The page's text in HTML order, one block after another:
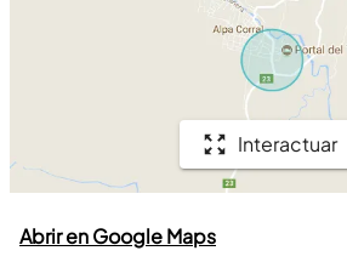
Interactuar
Abrir en Google Maps